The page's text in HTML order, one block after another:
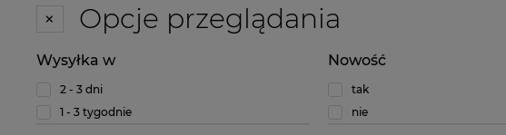
Opcje przeglądania
Wysyłka w
2 - 3 dni
1 - 3 tygodnie
Nowość
tak
nie